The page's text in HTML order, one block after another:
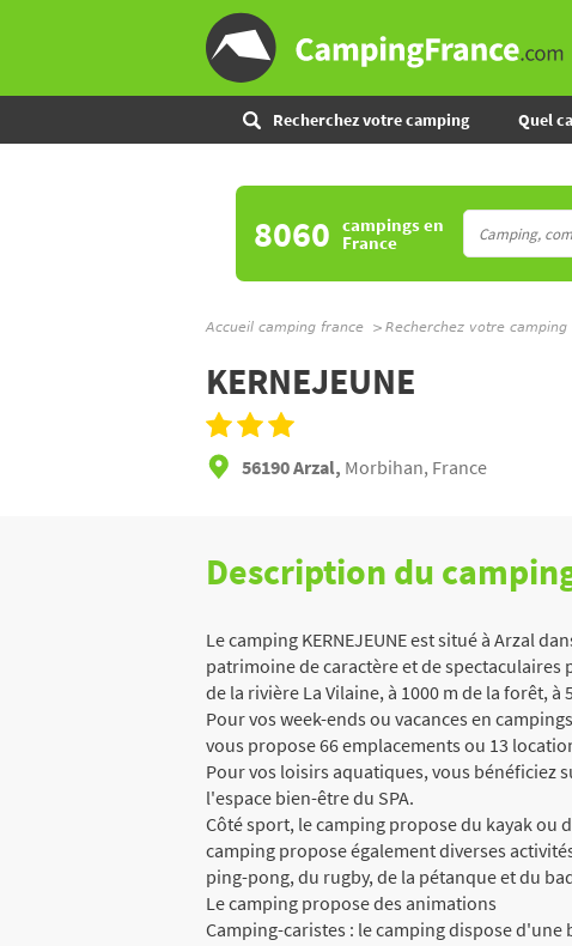
Recherchez votre camping Quel
8060 campingsen
France
Accueil camping france Recherchez votre camping
KERNEJEUNE
56190 Arzal, Morbihan, France
Description du
Le camping KERNEJEUNE est situé à Arzal
patrimoine de caractère et de spectaculaires
de la rivière La Vilaine, à 1000 m de la forêt,
Pour vos week-ends ou vacances en
vous propose 66 emplacements ou 13
Pour vos loisirs aquatiques, vous bénéficiez
l'espace bien-être du SPA.
Côté sport, le camping propose du kayak ou
camping propose également diverses
ping-pong, du rugby, de la pétanque et du
Le camping propose des animations
Camping-caristes : le camping dispose